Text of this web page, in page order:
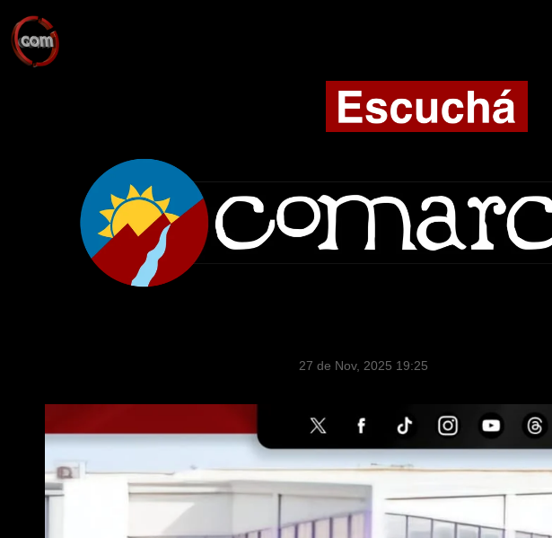
27 de Nov, 2025 19:25